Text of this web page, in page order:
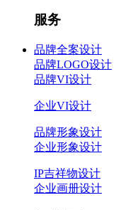
服务
品牌全案设计
品牌LOGO设计
品牌VI设计
企业VI设计
品牌形象设计
企业形象设计
IP吉祥物设计
企业画册设计